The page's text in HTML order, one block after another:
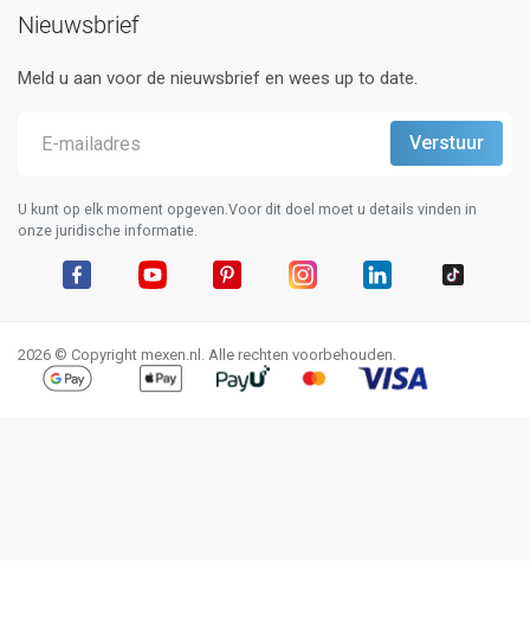
Nieuwsbrief
Meld u aan voor de nieuwsbrief en wees up to date.
U kunt op elk moment opgeven.Voor dit doel moet u details vinden in
onze juridische informatie.
2026 © Copyright mexen.nl. Alle rechten voorbehouden.